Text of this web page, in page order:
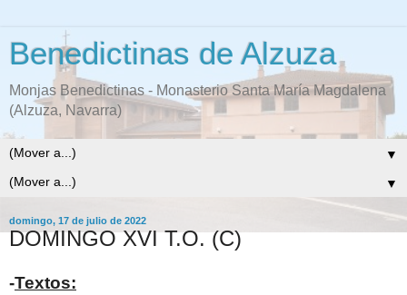
Benedictinas de Alzuza
Monjas Benedictinas - Monasterio Santa María Magdalena
(Alzuza, Navarra)
▼
▼
domingo, 17 de julio de 2022
DOMINGO XVI T.O. (C)
-Textos: